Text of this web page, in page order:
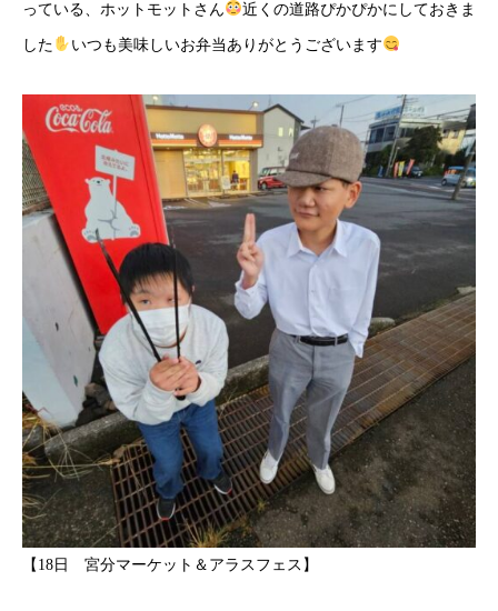
っている、ホットモットさん 近くの道路ぴかぴかにしておきま
した いつも美味しいお弁当ありがとうございます
【18日 宮分マーケット＆アラスフェス】